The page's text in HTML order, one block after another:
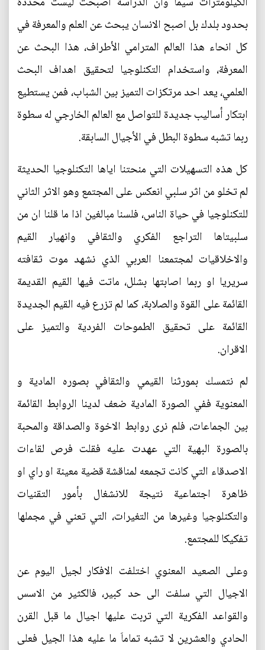
بحدود بلدك بل اصبح الانسان يبحث عن العلم والمعرفة في
كل انحاء هذا العالم المترامي الأطراف، هذا البحث عن
المعرفة، واستخدام التكنلوجيا لتحقيق اهداف البحث
العلمي، يعد احد مرتكزات التميز بين الشباب، فمن يستطيع
ابتكار أساليب جديدة للتواصل مع العالم الخارجي له سطوة
ربما تشبه سطوة البطل في الأجيال السابقة.
كل هذه التسهيلات التي منحتنا اياها التكنلوجيا الحديثة
لم تخلو من اثر سلبي انعكس على المجتمع وهو الاثر الثاني
للتكنلوجيا في حياة الناس، فلسنا مبالغين اذا ما قلنا ان من
سلبيتاها التراجع الفكري والثقافي وانهيار القيم
والاخلاقيات لمجتمعنا العربي الذي نشهد موت ثقافته
سريريا او ربما اصابتها بشلل، ماتت فيها القيم القديمة
القائمة على القوة والصلابة، كما لم تزرع فيه القيم الجديدة
القائمة على تحقيق الطموحات الفردية والتميز على
الاقران.
لم نتمسك بمورثنا القيمي والثقافي بصوره المادية و
المعنوية ففي الصورة المادية ضعف لدينا الروابط القائمة
بين الجماعات، فلم نرى روابط الاخوة والصداقة والمحبة
بالصورة البهية التي عهدت عليه فقلت فرص لقاءات
الاصدقاء التي كانت تجمعه لمناقشة قضية معينة او راي او
ظاهرة اجتماعية نتيجة للانشغال بأمور التقنيات
والتكنلوجيا وغيرها من التغيرات، التي تعني في مجملها
تفكيكا للمجتمع.
وعلى الصعيد المعنوي اختلفت الافكار لجيل اليوم عن
الاجيال التي سلفت الى حد كبير، فالكثير من الاسس
والقواعد الفكرية التي تربت عليها اجيال ما قبل القرن
الحادي والعشرين لا تشبه تماماَ ما عليه هذا الجيل فعلى